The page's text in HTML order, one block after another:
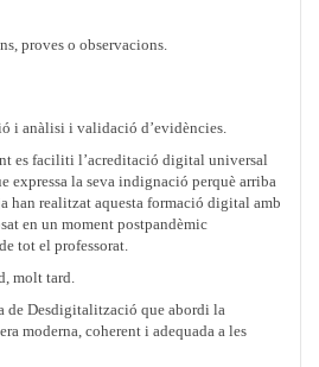
proves o observacions.
i anàlisi i validació d’evidències.
es faciliti l’acreditació digital universal
expressa la seva indignació perquè arriba
han realitzat aquesta formació digital amb
en un moment postpandèmic
tot el professorat.
molt tard.
de Desdigitalització que abordi la
moderna, coherent i adequada a les